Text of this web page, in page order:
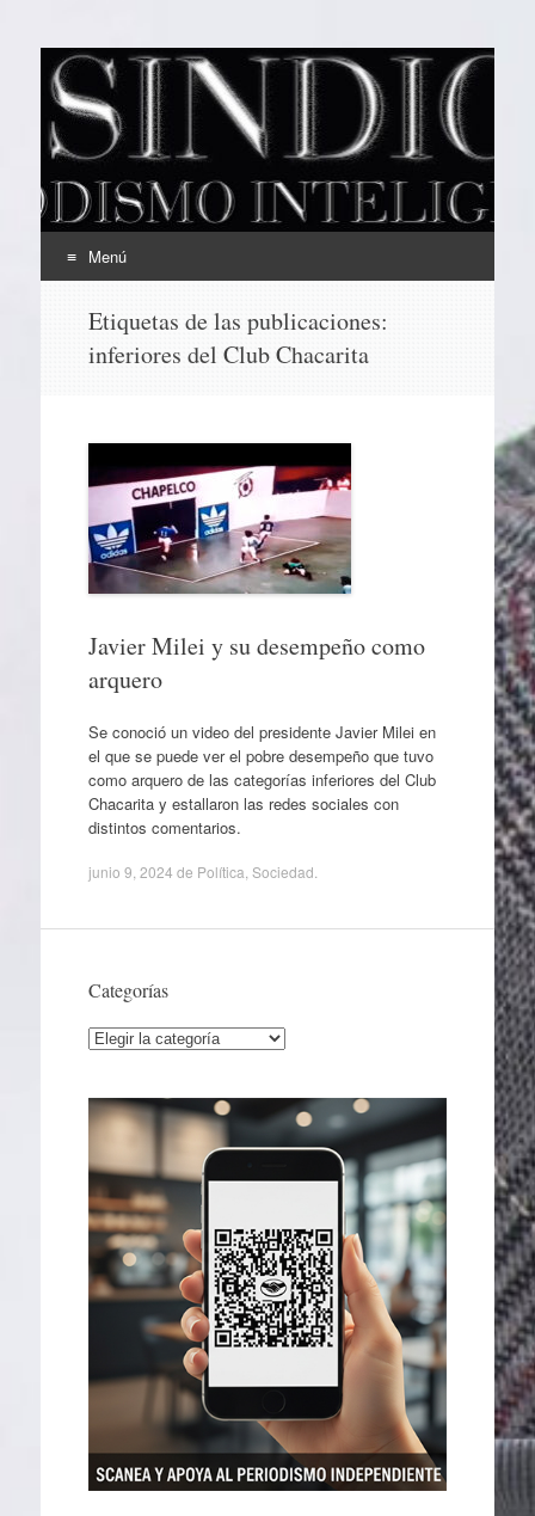
EL SINDICAL
Periodismo Inteligente
Menú
contenido
Etiquetas de las publicaciones:
inferiores del Club Chacarita
Javier Milei y su desempeño como
arquero
Se conoció un video del presidente Javier Milei en
el que se puede ver el pobre desempeño que tuvo
como arquero de las categorías inferiores del Club
Chacarita y estallaron las redes sociales con
distintos comentarios.
junio 9, 2024 de Política Sociedad
Categorías
Categorías